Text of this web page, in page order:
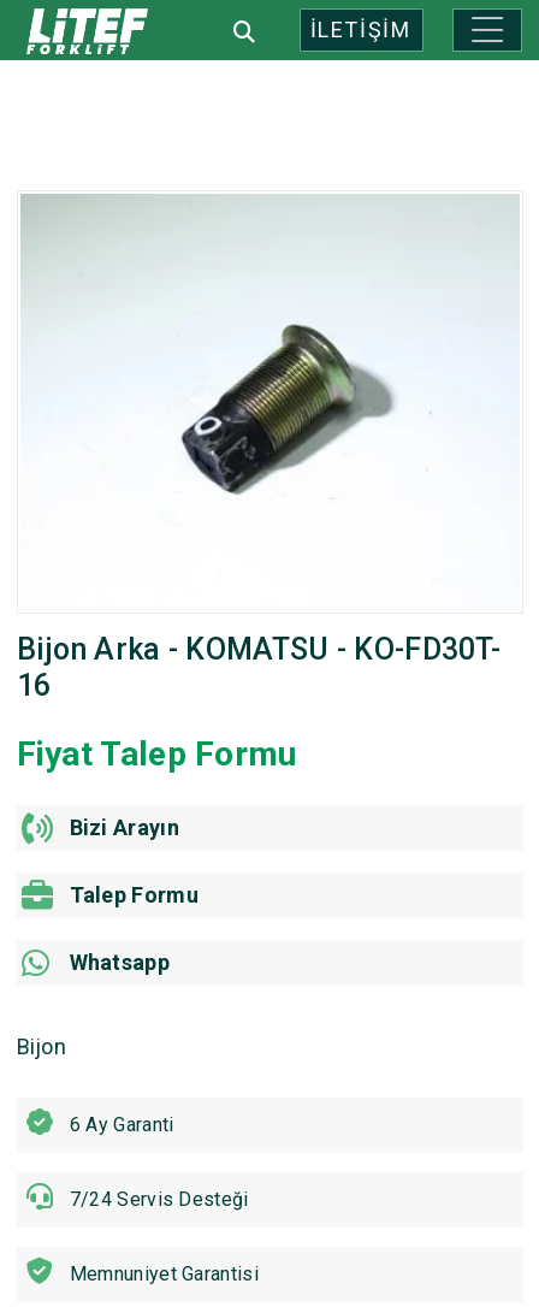
İLETİŞİM
Bijon Arka - KOMATSU - KO-FD30T-
16
Fiyat Talep Formu
Bizi Arayın
Talep Formu
Whatsapp
Bijon
6 Ay Garanti
7/24 Servis Desteği
Memnuniyet Garantisi